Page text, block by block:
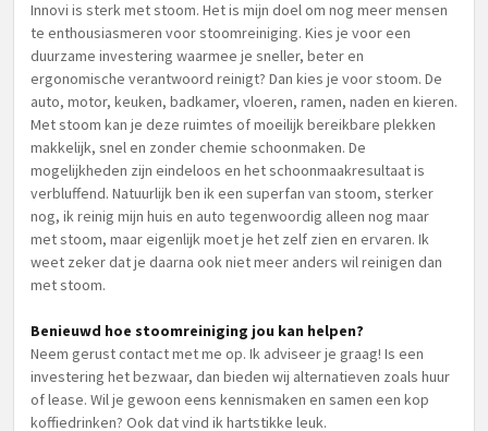
Innovi is sterk met stoom. Het is mijn doel om nog meer mensen
te enthousiasmeren voor stoomreiniging. Kies je voor een
duurzame investering waarmee je sneller, beter en
ergonomische verantwoord reinigt? Dan kies je voor stoom. De
auto, motor, keuken, badkamer, vloeren, ramen, naden en kieren.
Met stoom kan je deze ruimtes of moeilijk bereikbare plekken
makkelijk, snel en zonder chemie schoonmaken. De
mogelijkheden zijn eindeloos en het schoonmaakresultaat is
verbluffend. Natuurlijk ben ik een superfan van stoom, sterker
nog, ik reinig mijn huis en auto tegenwoordig alleen nog maar
met stoom, maar eigenlijk moet je het zelf zien en ervaren. Ik
weet zeker dat je daarna ook niet meer anders wil reinigen dan
met stoom.
Benieuwd hoe stoomreiniging jou kan helpen?
Neem gerust contact met me op. Ik adviseer je graag! Is een
investering het bezwaar, dan bieden wij alternatieven zoals huur
of lease. Wil je gewoon eens kennismaken en samen een kop
koffiedrinken? Ook dat vind ik hartstikke leuk.